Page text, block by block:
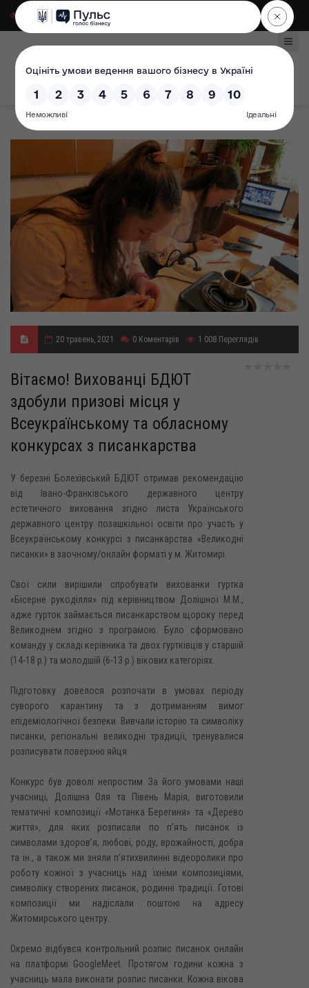
Для слабозорих|
20 травень, 2021 0 Коментарів 1 008 Переглядів
Вітаємо! Вихованці БДЮТ
здобули призові місця у
Всеукраїнському та обласному
конкурсах з писанкарства
У березні Болехівський БДЮТ отримав рекомендацію
від Івано-Франківського державного центру
естетичного виховання згідно листа Українського
державного центру позашкільної освіти про участь у
Всеукраїнському конкурсі з писанкарства «Великодні
писанки» в заочному/онлайн форматі у м. Житомирі.
Свої сили вирішили спробувати вихованки гуртка
«Бісерне рукоділля» під керівництвом Долішної М.М.,
адже гурток займається писанкарством щороку перед
Великоднем згідно з програмою. Було сформовано
команду у складі керівника та двох гуртківців у старшій
(14-18 р.) та молодшій (6-13 р.) вікових категоріях.
Підготовку довелося розпочати в умовах періоду
суворого карантину та з дотриманням вимог
епідеміологічної безпеки. Вивчали історію та символіку
писанки, регіональні великодні традиції, тренувалися
розписувати поверхню яйця.
Конкурс був доволі непростим. За його умовами наші
учасниці, Долішна Оля та Півень Марія, виготовили
тематичні композиції «Мотанка Берегиня» та «Дерево
життя», для яких розписали по п’ять писанок із
символами здоров’я, любові, роду, врожайності, добра
та ін., а також ми зняли п’ятихвилинні відеоролики про
роботу кожної з учасниць над їхніми композиціями,
символіку створених писанок, родинні традиції. Готові
композиції ми надіслали поштою на адресу
Житомирського центру.
Окремо відбувся контрольний розпис писанок онлайн
на платформі GoogleMeet. Протягом години кожна з
учасниць мала виконати розпис писанки. Кожна вікова